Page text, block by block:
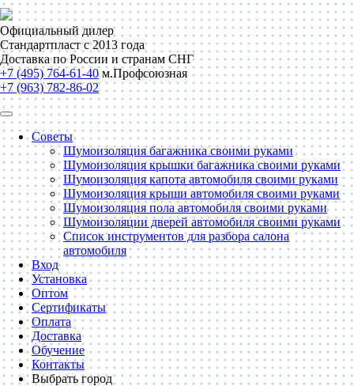
Официальный дилер
Стандартпласт с 2013 года
Доставка по России и странам СНГ
+7 (495) 764-61-40 м.Профсоюзная
+7 (963) 782-86-02
Советы
Шумоизоляция багажника своими руками
Шумоизоляция крышки багажника своими руками
Шумоизоляция капота автомобиля своими руками
Шумоизоляция крыши автомобиля своими руками
Шумоизоляция пола автомобиля своими руками
Шумоизоляции дверей автомобиля своими руками
Список инструментов для разбора салона
автомобиля
Вход
Установка
Оптом
Сертификаты
Оплата
Доставка
Обучение
Контакты
Выбрать город